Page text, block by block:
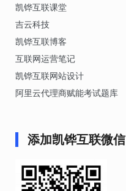
凯铧互联课堂
吉云科技
凯铧互联博客
互联网运营笔记
凯铧互联网站设计
阿里云代理商赋能考试题库
添加凯铧互联微信